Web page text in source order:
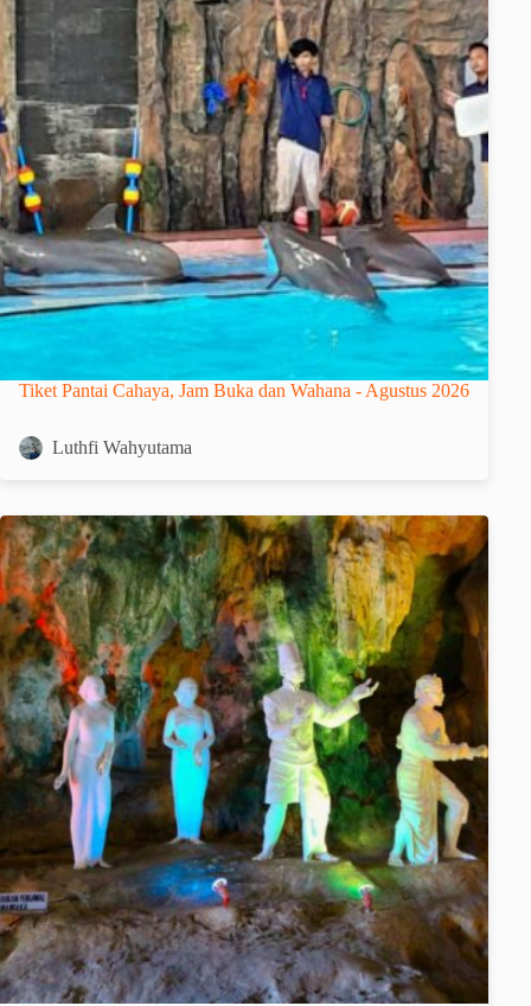
Tiket Pantai Cahaya, Jam Buka dan Wahana - Agustus 2026
Luthfi Wahyutama